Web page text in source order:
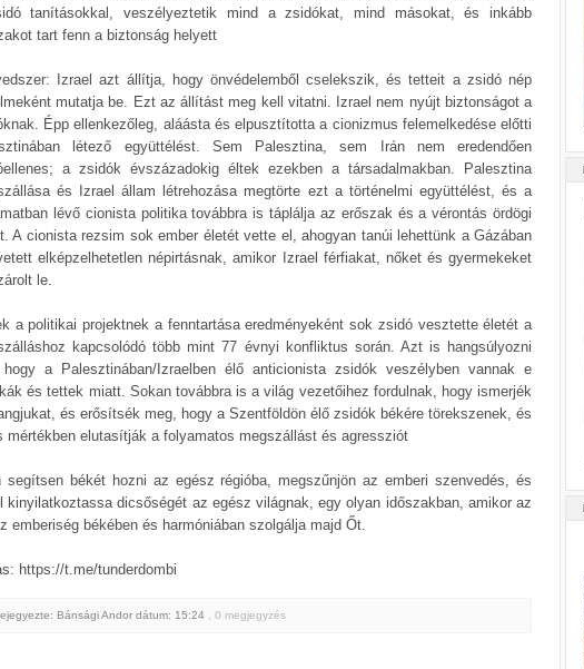
tanításokkal, veszélyeztetik mind a zsidókat, mind másokat, és inkább
tart fenn a biztonság helyett
Izrael azt állítja, hogy önvédelemből cselekszik, és tetteit a zsidó nép
mutatja be. Ezt az állítást meg kell vitatni. Izrael nem nyújt biztonságot a
Épp ellenkezőleg, aláásta és elpusztította a cionizmus felemelkedése előtti
létező együttélést. Sem Palesztina, sem Irán nem eredendően
a zsidók évszázadokig éltek ezekben a társadalmakban. Palesztina
és Izrael állam létrehozása megtörte ezt a történelmi együttélést, és a
lévő cionista politika továbbra is táplálja az erőszak és a vérontás ördögi
A cionista rezsim sok ember életét vette el, ahogyan tanúi lehettünk a Gázában
elképzelhetetlen népirtásnak, amikor Izrael férfiakat, nőket és gyermekeket
le.
a politikai projektnek a fenntartása eredményeként sok zsidó vesztette életét a
kapcsolódó több mint 77 évnyi konfliktus során. Azt is hangsúlyozni
hogy a Palesztinában/Izraelben élő anticionista zsidók veszélyben vannak e
és tettek miatt. Sokan továbbra is a világ vezetőihez fordulnak, hogy ismerjék
és erősítsék meg, hogy a Szentföldön élő zsidók békére törekszenek, és
mértékben elutasítják a folyamatos megszállást és agressziót
segítsen békét hozni az egész régióba, megszűnjön az emberi szenvedés, és
kinyilatkoztassa dicsőségét az egész világnak, egy olyan időszakban, amikor az
emberiség békében és harmóniában szolgálja majd Őt.
https://t.me/tunderdombi
Bánsági Andor dátum: 15:24 , 0 megjegyzés